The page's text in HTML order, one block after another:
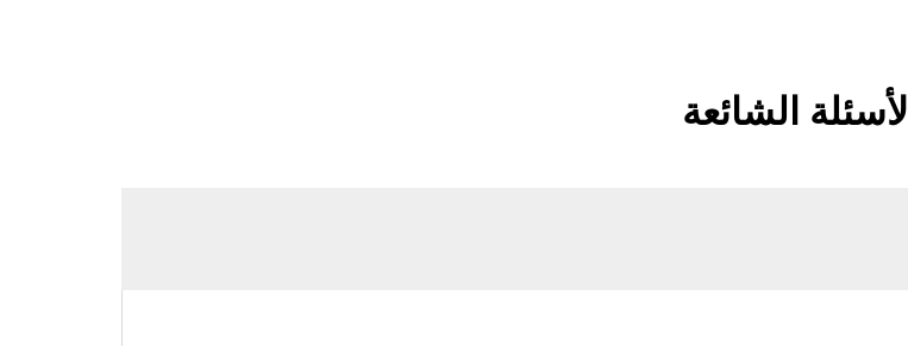
الأسئلة الشائعة